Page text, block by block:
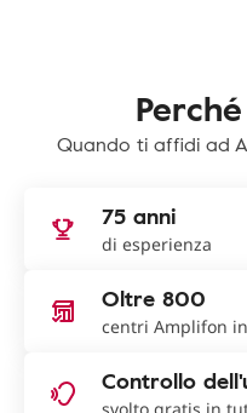
Quando ti affidi ad
75 anni
di esperienza
Oltre 800
centri Amplifon
Controllo